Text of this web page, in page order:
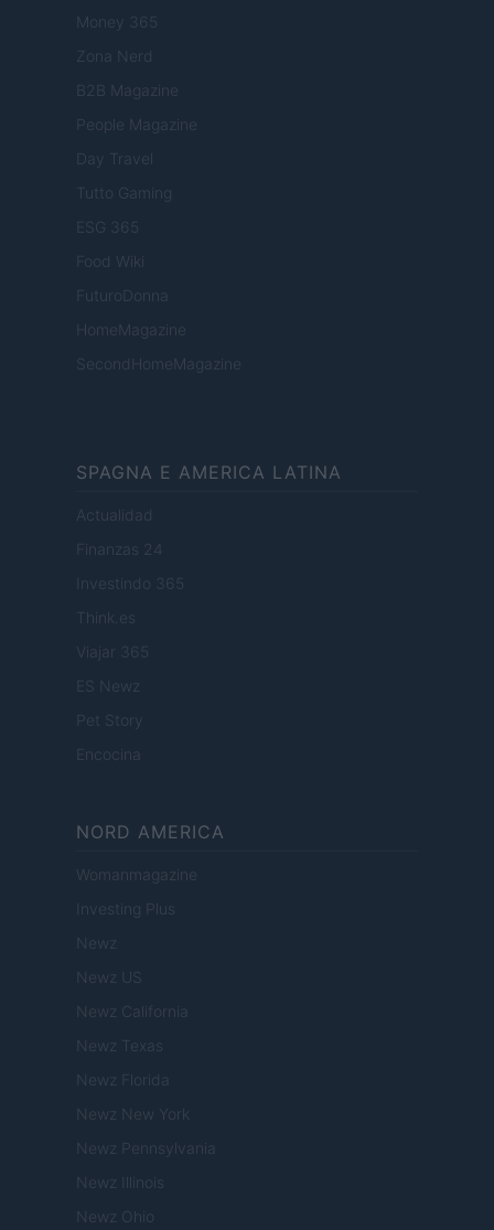
Money 365
Zona Nerd
B2B Magazine
People Magazine
Day Travel
Tutto Gaming
ESG 365
Food Wiki
FuturoDonna
HomeMagazine
SecondHomeMagazine
SPAGNA E AMERICA LATINA
Actualidad
Finanzas 24
Investindo 365
Think.es
Viajar 365
ES Newz
Pet Story
Encocina
NORD AMERICA
Womanmagazine
Investing Plus
Newz
Newz US
Newz California
Newz Texas
Newz Florida
Newz New York
Newz Pennsylvania
Newz Illinois
Newz Ohio